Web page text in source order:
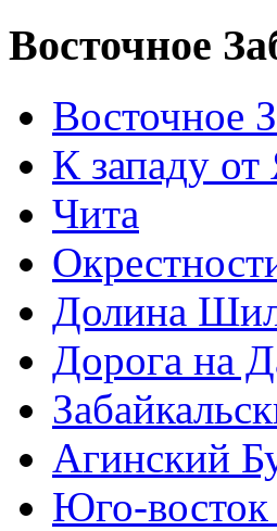
Восточное
Восточное
К западу от
Чита
Долина
Дорога на
Агинский
Юго-восток